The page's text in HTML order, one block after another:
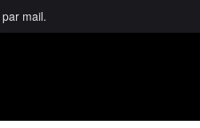
par mail.